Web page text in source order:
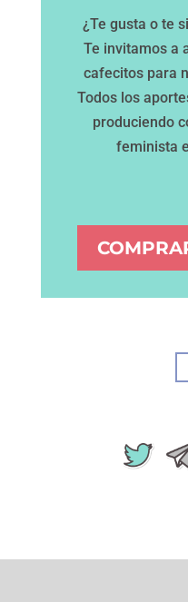
¿Te gusta o te
Te invitamos a
cafecitos para
Todos los
produciendo
feminista